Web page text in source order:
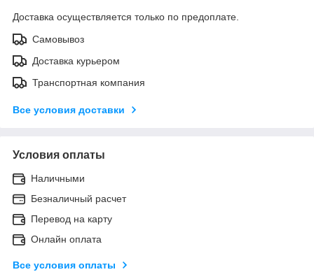
Доставка осуществляется только по предоплате.
Самовывоз
Доставка курьером
Транспортная компания
Все условия доставки
Условия оплаты
Наличными
Безналичный расчет
Перевод на карту
Онлайн оплата
Все условия оплаты